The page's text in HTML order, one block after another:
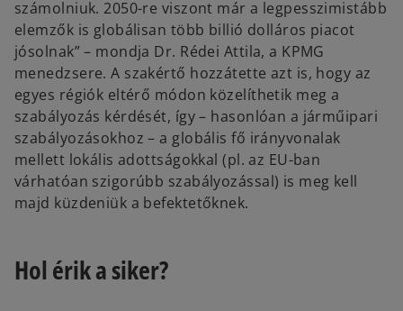
számolniuk. 2050-re viszont már a legpesszimistább
elemzők is globálisan több billió dolláros piacot
jósolnak” – mondja Dr. Rédei Attila, a KPMG
menedzsere. A szakértő hozzátette azt is, hogy az
egyes régiók eltérő módon közelíthetik meg a
szabályozás kérdését, így – hasonlóan a járműipari
szabályozásokhoz – a globális fő irányvonalak
mellett lokális adottságokkal (pl. az EU-ban
várhatóan szigorúbb szabályozással) is meg kell
majd küzdeniük a befektetőknek.
Hol érik a siker?